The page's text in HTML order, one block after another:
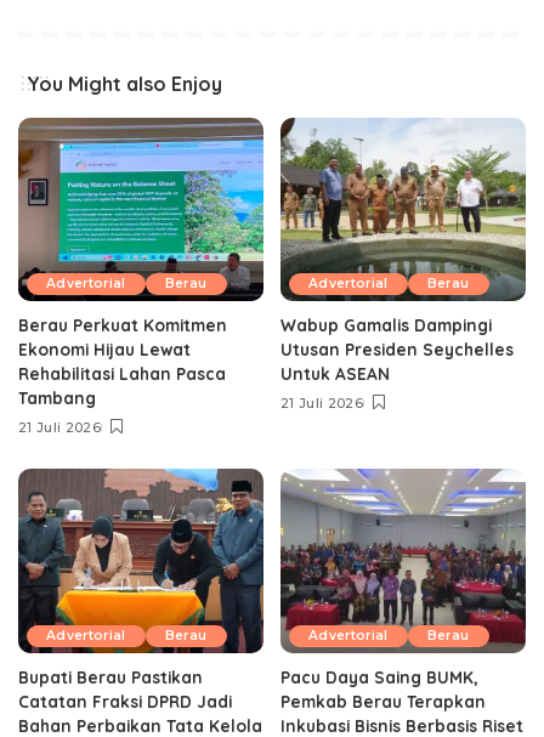
You Might also Enjoy
Advertorial Berau
Berau Perkuat Komitmen
Ekonomi Hijau Lewat
Rehabilitasi Lahan Pasca
Tambang
21 Juli 2026
Advertorial Berau
Wabup Gamalis Dampingi
Utusan Presiden Seychelles
Untuk ASEAN
21 Juli 2026
Advertorial Berau
Bupati Berau Pastikan
Catatan Fraksi DPRD Jadi
Bahan Perbaikan Tata Kelola
Advertorial Berau
Pacu Daya Saing BUMK,
Pemkab Berau Terapkan
Inkubasi Bisnis Berbasis Riset